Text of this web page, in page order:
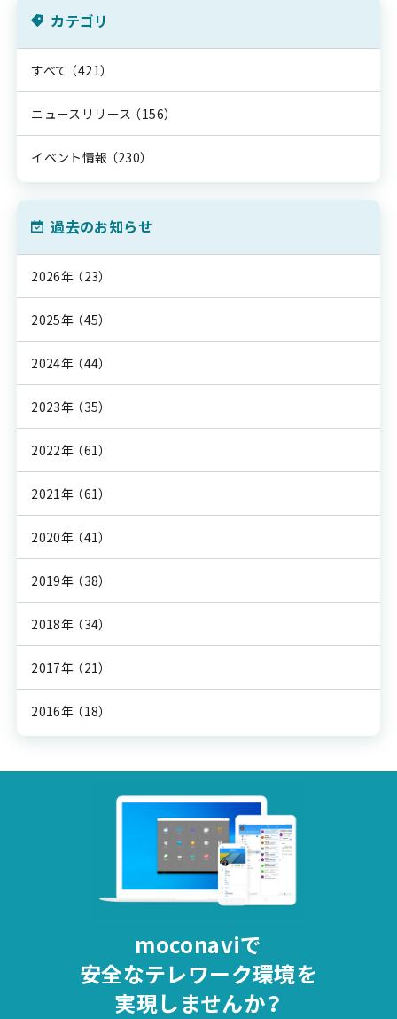
カテゴリ
すべて （421）
ニュースリリース （156）
イベント情報 （230）
過去のお知らせ
2026年 （23）
2025年 （45）
2024年 （44）
2023年 （35）
2022年 （61）
2021年 （61）
2020年 （41）
2019年 （38）
2018年 （34）
2017年 （21）
2016年 （18）
moconaviで
安全なテレワーク環境を
実現しませんか？